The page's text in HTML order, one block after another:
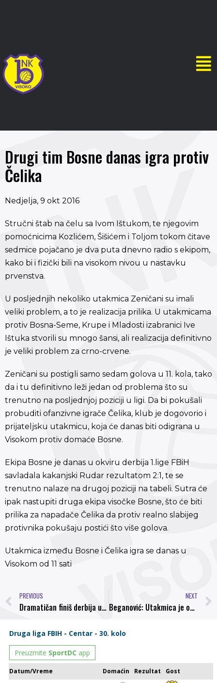
Drugi tim Bosne danas igra protiv
Čelika
Nedjelja, 9 okt 2016
Stručni štab na čelu sa Ivom Ištukom, te njegovim
pomoćnicima Kozlićem, Šišićem i Toljom tokom čitave
sedmice pojačano je dva puta dnevno radio s ekipom,
kako bi i fizički bili na visokom nivou u nastavku
prvenstva.
U posljednjih nekoliko utakmica Zeničani su imali
veliki problem, a to je realizacija prilika. U utakmicama
protiv Bosna-Seme, Krupe i Mladosti izabranici Ive
Ištuka stvorili su mnogo šansi, ali realizacija definitivno
je veliki problem za crno-crvene.
Zeničani su postigli samo sedam golova u 11. kola, tako
da i tu definitivno leži jedan od problema što su
trenutno na posljednjoj poziciji u ligi. Da bi pokušali
probuditi ofanzivne igrače Čelika, klub je dogovorio i
prijateljsku utakmicu, koja će danas biti odigrana u
Visokom protiv domaće Bosne.
Ekipa Bosne je danas u okviru derbija 1.lige FBiH
savladala kakanjski Rudar rezultatom 2:1, te se
trenutno nalaze na drugoj poziciji na tabeli. Sutra će
ipak nastupiti druga ekipa visočke Bosne, što će biti
prilika za napadače Čelika da protiv realno slabijeg
protivnika pokušaju postići što više golova.
Utakmica između Bosne i Čelika igra se danas u
Visokom od 11 sati
PREVIOUS
Dramatičan finiš derbija u Visokom, ”nula” u Goraždu, lider remizirao
NEXT
Beganović: Utakmica je opravdala epitet derbija, Bosna je bila bolja